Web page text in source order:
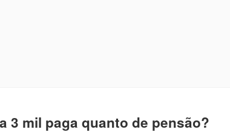
3 mil paga quanto de pensão?